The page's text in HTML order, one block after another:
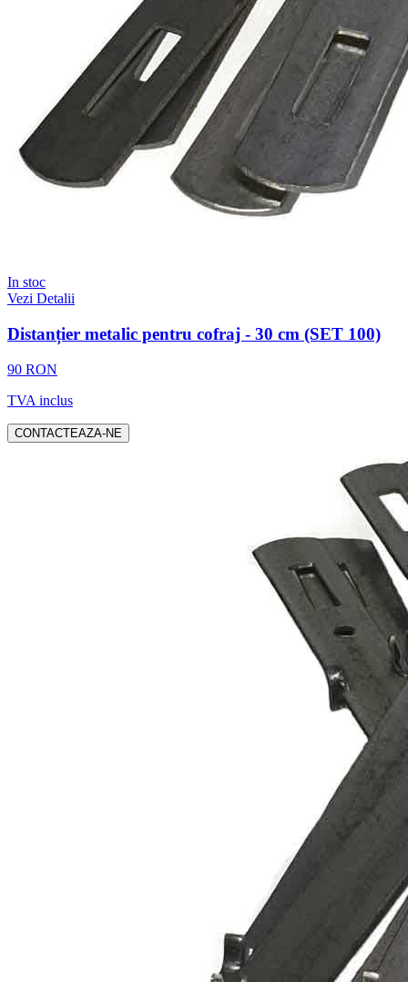
In stoc
Vezi Detalii
Distanțier metalic pentru cofraj - 30 cm (SET 100)
90 RON
TVA inclus
CONTACTEAZA-NE